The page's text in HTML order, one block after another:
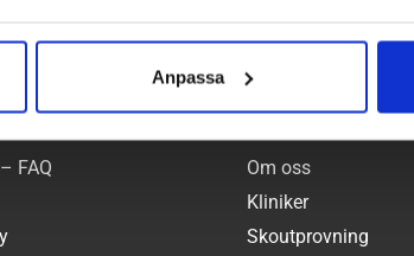
Anpassa
FAQ
Gå &
Om oss
Kliniker
Skoutprovning